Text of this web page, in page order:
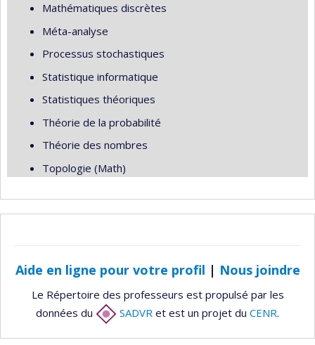
Mathématiques discrètes
Méta-analyse
Processus stochastiques
Statistique informatique
Statistiques théoriques
Théorie de la probabilité
Théorie des nombres
Topologie (Math)
Aide en ligne pour votre profil | Nous joindre
Le Répertoire des professeurs est propulsé par les
données du
SADVR et est un projet du CENR.